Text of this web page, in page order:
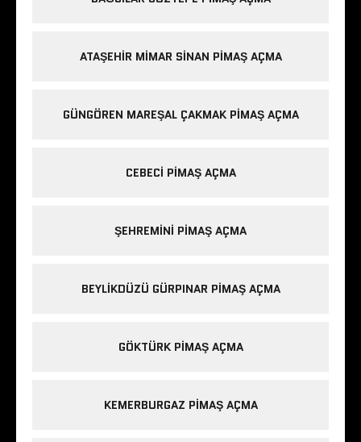
ATAŞEHIR MIMAR SINAN PIMAŞ AÇMA
GÜNGÖREN MAREŞAL ÇAKMAK PIMAŞ AÇMA
CEBECI PIMAŞ AÇMA
ŞEHREMINI PIMAŞ AÇMA
BEYLIKDÜZÜ GÜRPINAR PIMAŞ AÇMA
GÖKTÜRK PIMAŞ AÇMA
KEMERBURGAZ PIMAŞ AÇMA